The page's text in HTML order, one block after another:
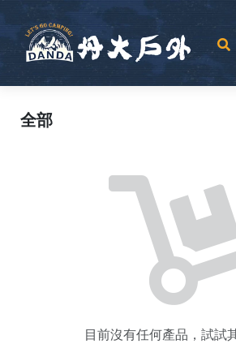
目前沒有任何產品，試試
全部